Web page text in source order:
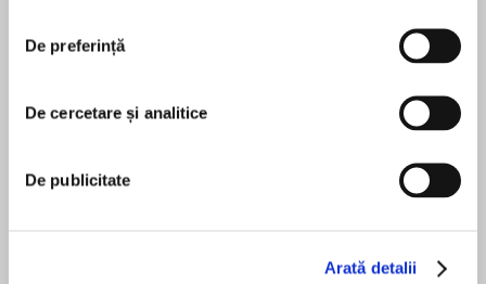
De preferință
De cercetare și analitice
De publicitate
Arată detalii
poveste romantică și fascinantă, în care o
tânără reînvie o profeție străveche, dezlănțuind
o furtună care i-ar putea salva regatul sau i-ar
putea condamna pe toți...
Frica de magie bântuie Anwyvnul devastat de
este întreruptă de un salvator neașteptat, mult
În acest moment nu există recenzii
pentru această carte